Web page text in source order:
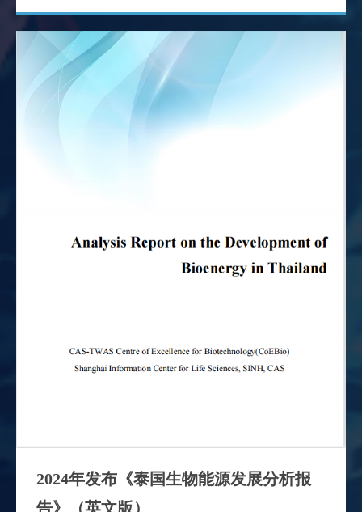
2024年发布《泰国生物能源发展分析报
告》（英文版）